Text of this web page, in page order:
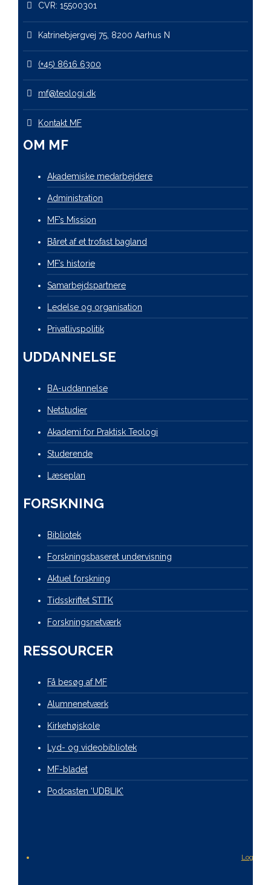
CVR: 15500301
Katrinebjergvej 75, 8200 Aarhus N
(+45) 8616 6300
mf@teologi.dk
Kontakt MF
OM MF
Akademiske medarbejdere
Administration
MF’s Mission
Båret af et trofast bagland
MF’s historie
Samarbejdspartnere
Ledelse og organisation
Privatlivspolitik
UDDANNELSE
BA-uddannelse
Netstudier
Akademi for Praktisk Teologi
Studerende
Læseplan
FORSKNING
Bibliotek
Forskningsbaseret undervisning
Aktuel forskning
Tidsskriftet STTK
Forskningsnetværk
RESSOURCER
Få besøg af MF
Alumnenetværk
Kirkehøjskole
Lyd- og videobibliotek
MF-bladet
Podcasten ‘UDBLIK’
Login